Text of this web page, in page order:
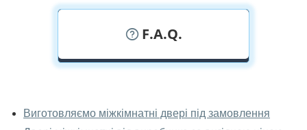
F.A.Q.
двері фаворит наживо?
Виготовляємо міжкімнатні двері під замовлення